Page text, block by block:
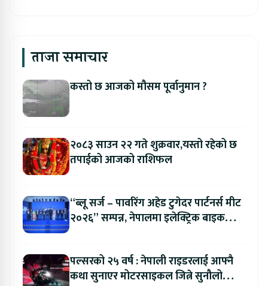
ताजा समाचार
कस्तो छ आजको मौसम पूर्वानुमान ?
२०८३ साउन २२ गते शुक्रवार,यस्तो रहेको छ
तपाईको आजको राशिफल
“ब्लू सर्ज – पावरिंग अहेड टुगेदर पार्टनर्स मीट
२०२६” सम्पन्न, नेपालमा इलेक्ट्रिक बाइक
पल्सरको २५ वर्ष : नेपाली राइडरलाई आफ्नै
कथा सुनाएर मोटरसाइकल जित्ने सुनौलो